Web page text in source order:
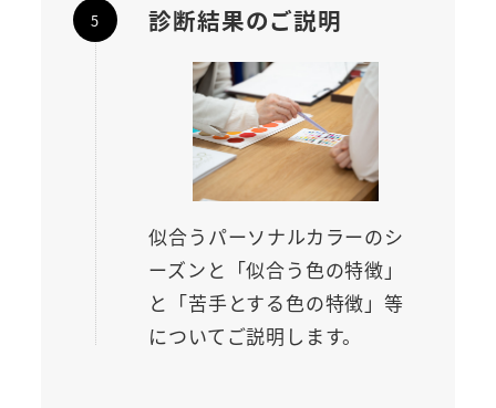
診断結果のご説明
似合うパーソナルカラーのシ
ーズンと「似合う色の特徴」
と「苦手とする色の特徴」等
についてご説明します。